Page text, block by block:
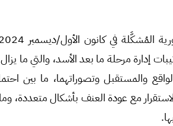
إدارة مرحلة ما بعد الأسد، والتي
والمستقبل وتصوراتهما، ما بين
مع عودة العنف بأشكال متعددة،